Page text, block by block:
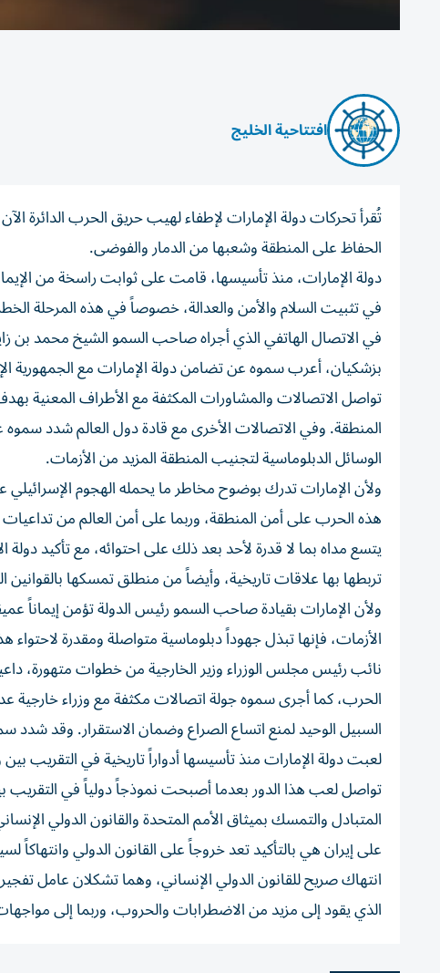
افتتاحية الخليج
تُقرأ تحركات دولة الإمارات لإطفاء لهيب حريق الحرب الدائرة
الحفاظ على المنطقة وشعبها من الدمار والفوضى.
دولة الإمارات، منذ تأسيسها، قامت على ثوابت راسخة من
في تثبيت السلام والأمن والعدالة، خصوصاً في هذه المرحلة
في الاتصال الهاتفي الذي أجراه صاحب السمو الشيخ محمد بن
بزشكيان، أعرب سموه عن تضامن دولة الإمارات مع الجمهورية
تواصل الاتصالات والمشاورات المكثفة مع الأطراف المعنية
المنطقة. وفي الاتصالات الأخرى مع قادة دول العالم شدد
الوسائل الدبلوماسية لتجنيب المنطقة المزيد من الأزمات.
ولأن الإمارات تدرك بوضوح مخاطر ما يحمله الهجوم الإسرائيلي
هذه الحرب على أمن المنطقة، وربما على أمن العالم من
يتسع مداه بما لا قدرة لأحد بعد ذلك على احتوائه، مع تأكيد
تربطها بها علاقات تاريخية، وأيضاً من منطلق تمسكها بالقوانين
ولأن الإمارات بقيادة صاحب السمو رئيس الدولة تؤمن إيماناً
الأزمات، فإنها تبذل جهوداً دبلوماسية متواصلة ومقدرة
نائب رئيس مجلس الوزراء وزير الخارجية من خطوات متهورة،
الحرب، كما أجرى سموه جولة اتصالات مكثفة مع وزراء خارجية
السبيل الوحيد لمنع اتساع الصراع وضمان الاستقرار. وقد شدد
لعبت دولة الإمارات منذ تأسيسها أدواراً تاريخية في التقريب
تواصل لعب هذا الدور بعدما أصبحت نموذجاً دولياً في
المتبادل والتمسك بميثاق الأمم المتحدة والقانون الدولي
على إيران هي بالتأكيد تعد خروجاً على القانون الدولي
انتهاك صريح للقانون الدولي الإنساني، وهما تشكلان عامل
الذي يقود إلى مزيد من الاضطرابات والحروب، وربما إلى